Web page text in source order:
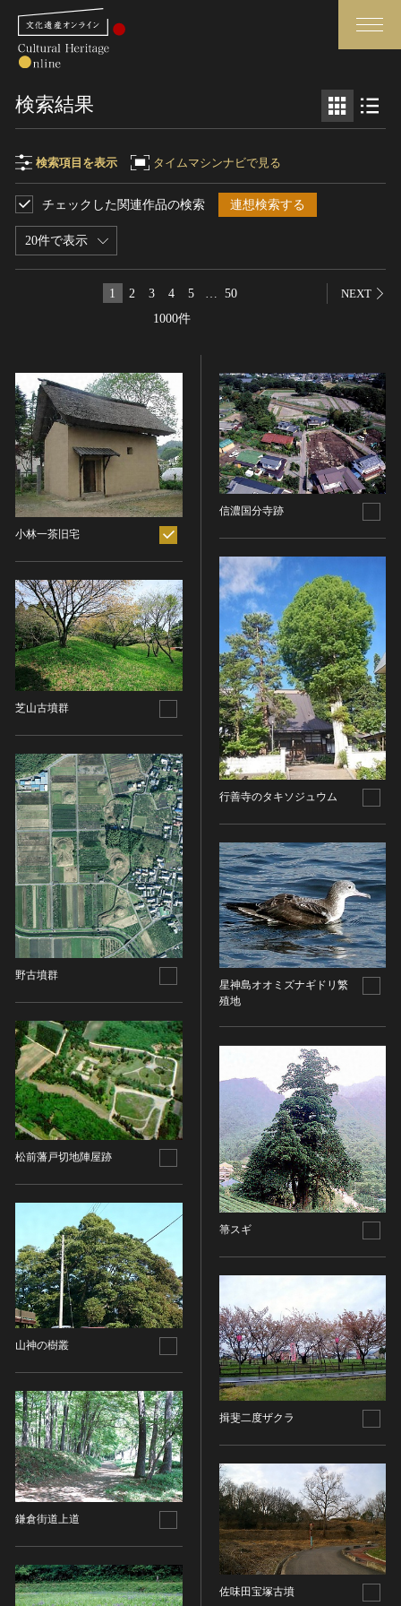
さらに詳細検索
トップ
全国の美術館・博物館
世界遺産
無形文化遺産
動画で見る無形の文化財
媒体資料・関連記事等
博物館、美術館の皆さまへ
お知らせ一覧
ヘルプ
このサイトについて
関連サイトリンク
サイトマップ
文化遺産データベース
国指定文化財等データベース
検索結果
検索項目を表示 タイムマシンナビで見る
20件で表示
チェックした関連作品の検索 連想検索する
1000件
1 2 3 4 5 50 NEXT
小林一茶旧宅
芝山古墳群
野古墳群
松前藩戸切地陣屋跡
山神の樹叢
鎌倉街道上道
信濃国分寺跡
行善寺のタキソジュウム
星神島オオミズナギドリ繁
殖地
箒スギ
揖斐二度ザクラ
佐味田宝塚古墳
検索項目
フリーワード
制作者名
時代
時代を選択
旧石器 [日本]
縄文 [日本]
弥生 [日本]
古墳 [日本]
飛鳥 [日本]
奈良 [日本]
平安 [日本]
鎌倉 [日本]
南北朝 [日本]
室町 [日本]
安土・桃山 [日本]
江戸 [日本]
明治 [日本]
大正 [日本]
昭和以降 [日本]
昭和 [日本]
平成 [日本]
令和 [日本]
旧石器 [朝鮮半島]
青銅器 [朝鮮半島]
鉄器 [朝鮮半島]
原三国・朝鮮三国 [朝鮮半島]
原三国・朝鮮三国 [朝鮮半島]
新羅 [朝鮮半島]
高麗 [朝鮮半島]
朝鮮 [朝鮮半島]
近現代 [朝鮮半島]
旧石器 [中国]
新石器 [中国]
夏 [中国]
殷（商） [中国]
秦 [中国]
漢 [中国]
三国 [中国]
晋 [中国]
五胡十六国 [中国]
唐 [中国]
分野
建造物
宗教建築
城郭建築
住居建築
近世以前その他
近代その他
絵画
日本画
油彩画
水彩
素描
東洋画(日本画を除く)
その他
版画
木版画
リトグラフ（石版画）
シルクスクリーン
その他
彫刻
木像
金属像
石像
石膏像
その他
工芸品
金工
漆工
染織
陶磁
その他の美術
写真
デザイン
書
土器・土製品類
所在地（都道府県）
所在地（都道府県）を選択
所在地（市区町村）
所在地（市区町村）を選択
所蔵館
指定区分
指定区分を選択
国宝
重要文化財
登録有形文化財
記録作成等の措置を講ずべき無形文化財
重要有形民俗文化財
重要無形民俗文化財
登録無形民俗文化財
記録作成等の措置を講ずべき無形の民俗文化財
特別史跡
特別名勝
特別天然記念物
重要文化的景観
重要伝統的建造物群保存地区
選定保存技術
未指定
有形文化財(建造物)
有形文化財(美術工芸品)
無形文化財
民俗文化財(有形民俗文化財)
民俗文化財(無形民俗文化財)
記念物(史跡)
記念物(名勝)
記念物(天然記念物)
伝統的建造物群保存地区
メディア（動画等）
メディア（動画等）を選択
画像ライセンス
画像ライセンスを選択
CC0
PDM
CC BY（表示）
CC BY-SA（表示—継承）
CC BY-ND（表示—改変禁止）
CC BY-NC（表示—非営利）
CC BY-NC-SA（表示—非営利—継承）
CC BY-NC-ND（表示—非営利—改変禁止）
IN COPYRIGHT（著作権あり）
IN COPYRIGHT - EU ORPHAN WORK（著作権あり-
EU孤児著作物）
IN COPYRIGHT - EDUCATIONAL USE
PERMITTED（著作権あり-教育目的の利用可）
IN COPYRIGHT - NONCOMMERCIAL USE
PERMITTED（著作権あり-非営利目的の利用可）
IN COPYRIGHT - RIGHTSHOLDER(S) UNLOCATABLE
OR UNIDENTIFIABLE（著作権あり-著作権者不明）
NO COPYRIGHT - CONTRACTUAL
RESTRICTIONS（著作権なし-契約による制限あり）
NO COPYRIGHT - NONCOMMERCIAL USE ONLY（著
作権なし-非営利目的のみ利用可）
NO COPYRIGHT - OTHER KNOWN LEGAL
RESTRICTIONS（著作権なし-他の法的制限あり）
NO COPYRIGHT - UNITED STATES（著作権なし-米国
の法律上）
検索する
20件で表示
入力情報をクリア
連想検索
連想検索する
20件で表示
入力情報をクリア